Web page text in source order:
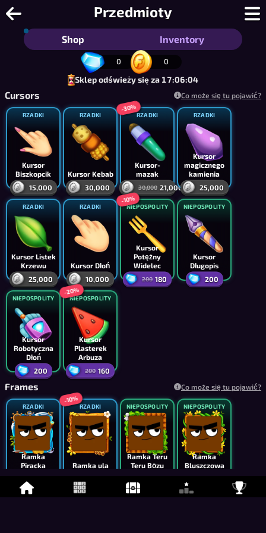
Przedmioty
Sudoku Online - Sudoku
Shop Inventory
0 0
Sklep odświeży się za 17:06:03
Cursors Co może się tu pojawić?
RZADKI
Kursor
Biszkopcik
15,000
RZADKI
Kursor Kebab
30,000
RZADKI
Kursor-
mazak
30,000 21,000
-30%
RZADKI
Kursor
magicznego
kamienia
25,000
RZADKI
Kursor Listek
Krzewu
25,000
RZADKI
Kursor Dłoń
10,000
NIEPOSPOLITY
Kursor
Potężny
Widelec
200 180
-10%
NIEPOSPOLITY
Kursor
Długopis
200
NIEPOSPOLITY
Kursor
Robotyczna
Dłoń
200
NIEPOSPOLITY
Kursor
Plasterek
Arbuza
200 160
-20%
Frames Co może się tu pojawić?
RZADKI
Ramka
Piracka
5,000
RZADKI
Ramka ula
6,750
-10%
NIEPOSPOLITY
Ramka Teru
Teru Bōzu
4,000
NIEPOSPOLITY
Ramka
Bluszczowa
2,500
NIEPOSPOLITY NIEPOSPOLITY NIEPOSPOLITY
-10%
NIEPOSPOLITY